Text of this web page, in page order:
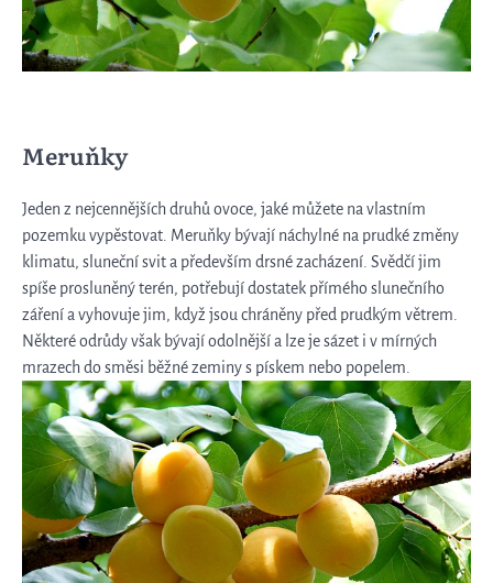
Meruňky
Jeden z nejcennějších druhů ovoce, jaké můžete na vlastním
pozemku vypěstovat. Meruňky bývají náchylné na prudké změny
klimatu, sluneční svit a především drsné zacházení. Svědčí jim
spíše prosluněný terén, potřebují dostatek přímého slunečního
záření a vyhovuje jim, když jsou chráněny před prudkým větrem.
Některé odrůdy však bývají odolnější a lze je sázet i v mírných
mrazech do směsi běžné zeminy s pískem nebo popelem.